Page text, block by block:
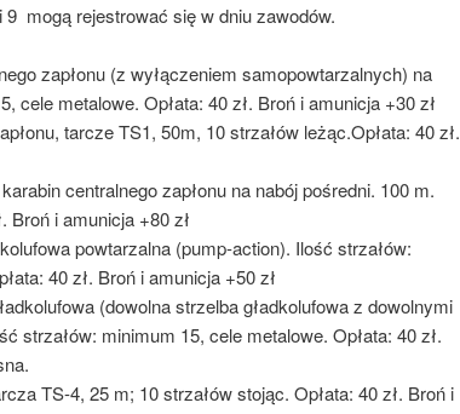
mogą rejestrować się w dniu zawodów.
zapłonu (z wyłączeniem samopowtarzalnych) na
cele metalowe. Opłata: 40 zł. Broń i amunicja +30 zł
tarcze TS1, 50m, 10 strzałów leżąc.Opłata: 40 zł.
centralnego zapłonu na nabój pośredni. 100 m.
Broń i amunicja +80 zł
powtarzalna (pump-action). Ilość strzałów:
40 zł. Broń i amunicja +50 zł
(dowolna strzelba gładkolufowa z dowolnymi
strzałów: minimum 15, cele metalowe. Opłata: 40 zł.
TS-4, 25 m; 10 strzałów stojąc. Opłata: 40 zł. Broń i